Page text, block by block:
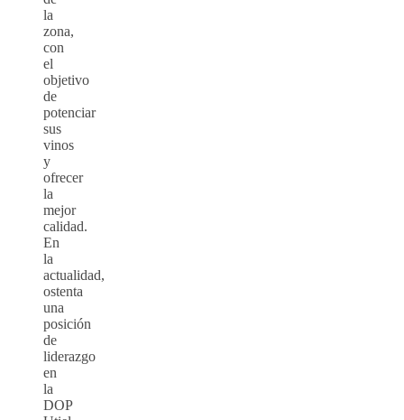
la
zona,
con
el
objetivo
de
potenciar
sus
vinos
y
ofrecer
la
mejor
calidad.
En
la
actualidad,
ostenta
una
posición
de
liderazgo
en
la
DOP